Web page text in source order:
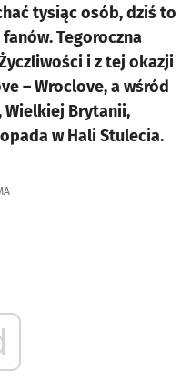
tysiąc osób, dziś to
Tegoroczna
i z tej okazji
– Wroclove, a wśród
Wielkiej Brytanii,
w Hali Stulecia.